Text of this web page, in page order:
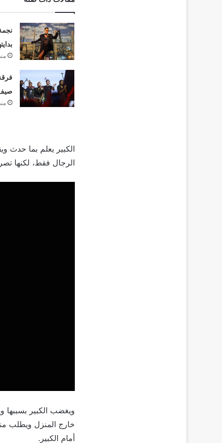
صيف
الكبير يعلم بما حدث
الرجال فقط، لكنها
ويغضب الكبير
خارج المنزل ويطلب
أمام الكبير.